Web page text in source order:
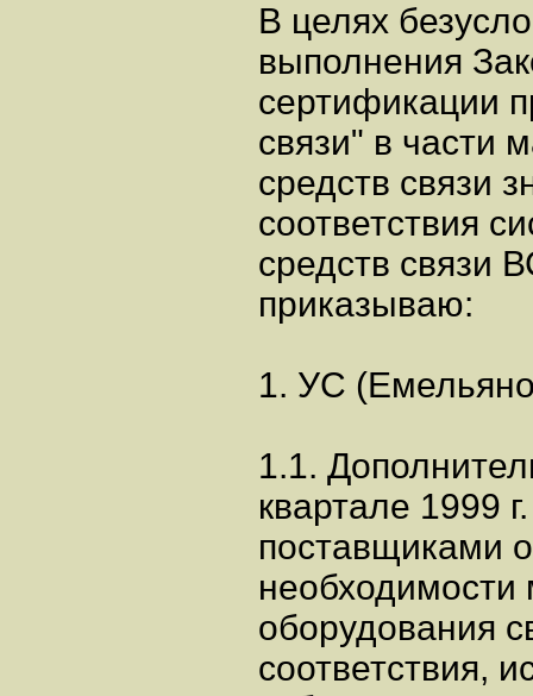
В целях
выполнения
сертификации
связи" в части
средств связи
соответствия
средств связи
приказываю:
1. УС
1.1.
квартале 1999
поставщиками
необходимости
оборудования
соответствия,